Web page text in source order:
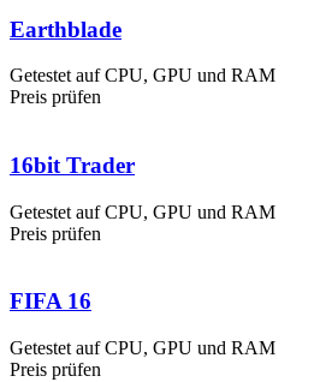
Earthblade
Getestet auf CPU, GPU und RAM
Preis prüfen
16bit Trader
Getestet auf CPU, GPU und RAM
Preis prüfen
FIFA 16
Getestet auf CPU, GPU und RAM
Preis prüfen